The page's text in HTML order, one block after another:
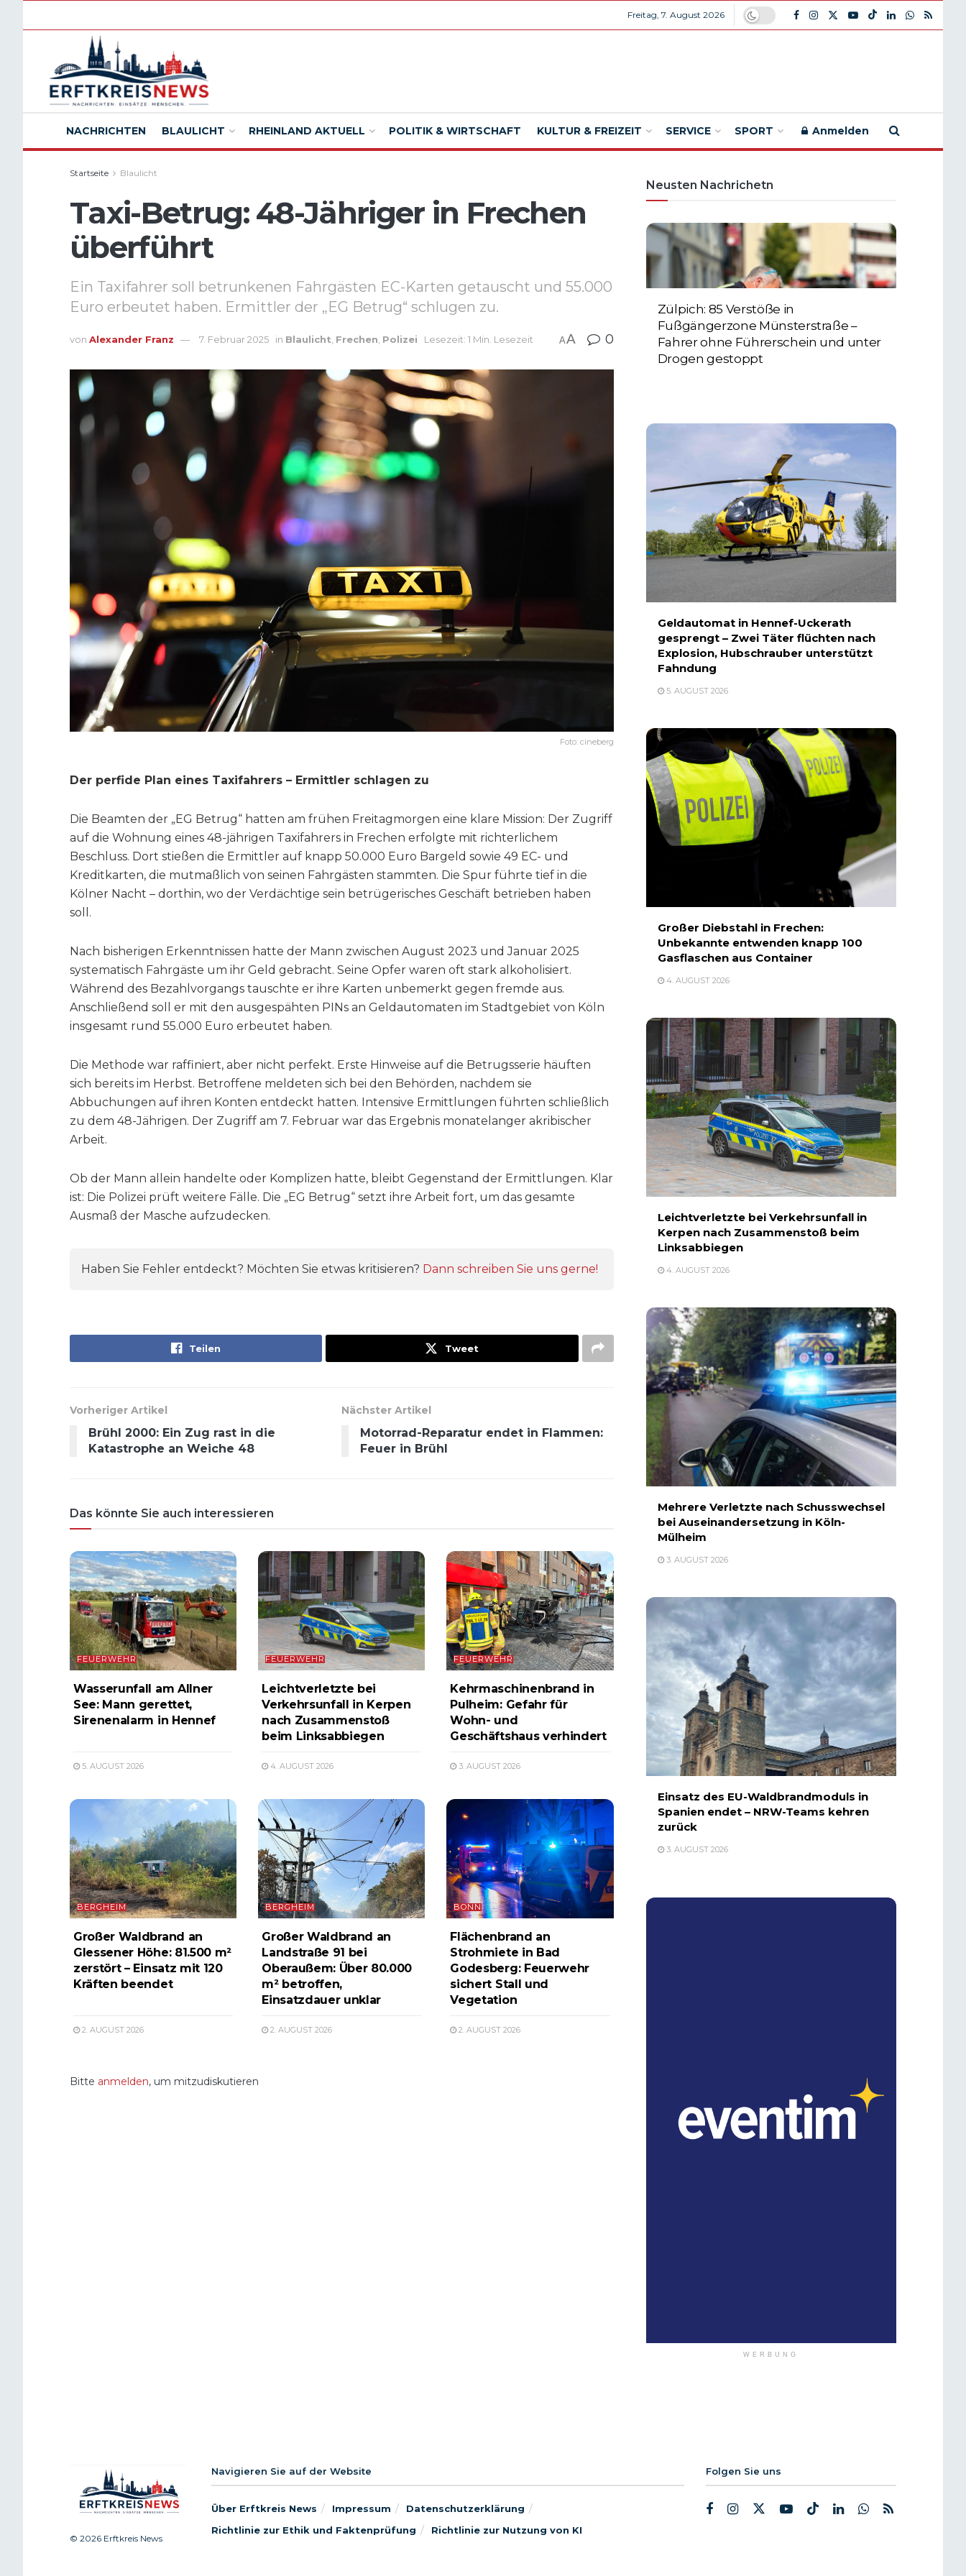
Freitag, 7. August 2026
NACHRICHTEN BLAULICHT RHEINLAND AKTUELL POLITIK & WIRTSCHAFT KULTUR & FREIZEIT SERVICE SPORT Anmelden
Startseite Blaulicht
Taxi-Betrug: 48-Jähriger in Frechen
überführt
Ein Taxifahrer soll betrunkenen Fahrgästen EC-Karten getauscht und 55.000
Euro erbeutet haben. Ermittler der „EG Betrug“ schlugen zu.
von Alexander Franz 7. Februar 2025 in Blaulicht, Frechen, Polizei Lesezeit: 1 Min. Lesezeit AA 0
Foto: cineberg
Der perfide Plan eines Taxifahrers – Ermittler schlagen zu
Die Beamten der „EG Betrug“ hatten am frühen Freitagmorgen eine klare Mission: Der Zugriff
auf die Wohnung eines 48-jährigen Taxifahrers in Frechen erfolgte mit richterlichem
Beschluss. Dort stießen die Ermittler auf knapp 50.000 Euro Bargeld sowie 49 EC- und
Kreditkarten, die mutmaßlich von seinen Fahrgästen stammten. Die Spur führte tief in die
Kölner Nacht – dorthin, wo der Verdächtige sein betrügerisches Geschäft betrieben haben
soll.
Nach bisherigen Erkenntnissen hatte der Mann zwischen August 2023 und Januar 2025
systematisch Fahrgäste um ihr Geld gebracht. Seine Opfer waren oft stark alkoholisiert.
Während des Bezahlvorgangs tauschte er ihre Karten unbemerkt gegen fremde aus.
Anschließend soll er mit den ausgespähten PINs an Geldautomaten im Stadtgebiet von Köln
insgesamt rund 55.000 Euro erbeutet haben.
Die Methode war raffiniert, aber nicht perfekt. Erste Hinweise auf die Betrugsserie häuften
sich bereits im Herbst. Betroffene meldeten sich bei den Behörden, nachdem sie
Abbuchungen auf ihren Konten entdeckt hatten. Intensive Ermittlungen führten schließlich
zu dem 48-Jährigen. Der Zugriff am 7. Februar war das Ergebnis monatelanger akribischer
Arbeit.
Ob der Mann allein handelte oder Komplizen hatte, bleibt Gegenstand der Ermittlungen. Klar
ist: Die Polizei prüft weitere Fälle. Die „EG Betrug“ setzt ihre Arbeit fort, um das gesamte
Ausmaß der Masche aufzudecken.
Haben Sie Fehler entdeckt? Möchten Sie etwas kritisieren? Dann schreiben Sie uns gerne!
Teilen Tweet
Vorheriger Artikel
Brühl 2000: Ein Zug rast in die
Katastrophe an Weiche 48
Nächster Artikel
Motorrad-Reparatur endet in Flammen:
Feuer in Brühl
Das könnte Sie auch interessieren
FEUERWEHR
Wasserunfall am Allner
See: Mann gerettet,
Sirenenalarm in Hennef
5. AUGUST 2026
FEUERWEHR
Leichtverletzte bei
Verkehrsunfall in Kerpen
nach Zusammenstoß
beim Linksabbiegen
4. AUGUST 2026
FEUERWEHR
Kehrmaschinenbrand in
Pulheim: Gefahr für
Wohn- und
Geschäftshaus verhindert
3. AUGUST 2026
BERGHEIM
Großer Waldbrand an
Glessener Höhe: 81.500 m²
zerstört – Einsatz mit 120
Kräften beendet
2. AUGUST 2026
BERGHEIM
Großer Waldbrand an
Landstraße 91 bei
Oberaußem: Über 80.000
m² betroffen,
Einsatzdauer unklar
2. AUGUST 2026
BONN
Flächenbrand an
Strohmiete in Bad
Godesberg: Feuerwehr
sichert Stall und
Vegetation
2. AUGUST 2026
Bitte anmelden, um mitzudiskutieren
Neusten Nachrichetn
Zülpich: 85 Verstöße in
Fußgängerzone Münsterstraße –
Fahrer ohne Führerschein und unter
Drogen gestoppt
Geldautomat in Hennef-Uckerath
gesprengt – Zwei Täter flüchten nach
Explosion, Hubschrauber unterstützt
Fahndung
5. AUGUST 2026
Großer Diebstahl in Frechen:
Unbekannte entwenden knapp 100
Gasflaschen aus Container
4. AUGUST 2026
Leichtverletzte bei Verkehrsunfall in
Kerpen nach Zusammenstoß beim
Linksabbiegen
4. AUGUST 2026
Mehrere Verletzte nach Schusswechsel
bei Auseinandersetzung in Köln-
Mülheim
3. AUGUST 2026
Einsatz des EU-Waldbrandmoduls in
Spanien endet – NRW-Teams kehren
zurück
3. AUGUST 2026
WERBUNG
© 2026 Erftkreis News
Navigieren Sie auf der Website
Über Erftkreis News Impressum
Datenschutzerklärung
Richtlinie zur Ethik und Faktenprüfung
Richtlinie zur Nutzung von KI
Folgen Sie uns